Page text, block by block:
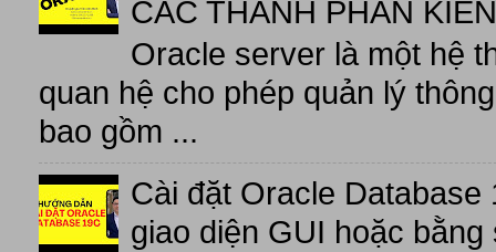
CÁC THÀNH PHẦN
Oracle server là một hệ
quan hệ cho phép quản lý
bao gồm ...
Cài đặt Oracle
giao diện GUI hoặc bằng